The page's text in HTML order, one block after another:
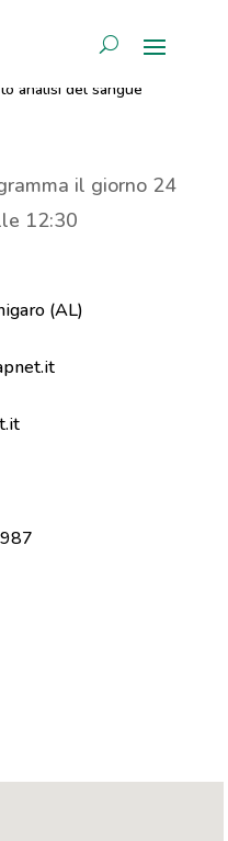
analisi del
analisi del sangue
il giorno 24
12:30
(AL)